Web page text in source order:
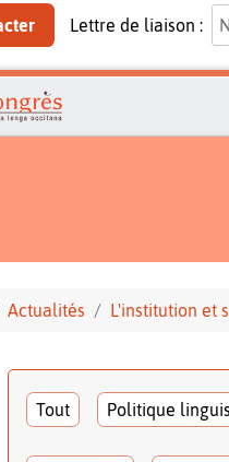
Lettre de liaison :
Actualités L'institution et
Tout Politique